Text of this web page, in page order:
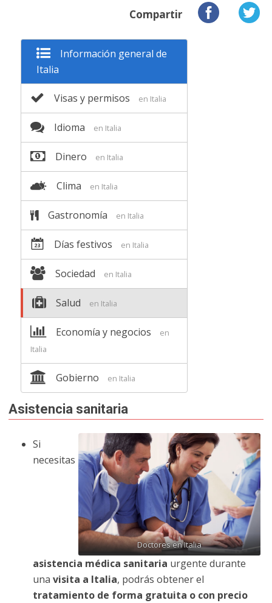
Compartir
Información general de
Italia
Visas y permisos en Italia
Idioma en Italia
Dinero en Italia
Clima en Italia
Gastronomía en Italia
Días festivos en Italia
Sociedad en Italia
Salud en Italia
Economía y negocios
en
Italia
Gobierno en Italia
Asistencia sanitaria
Doctores en Italia
Si
necesitas
asistencia médica sanitaria urgente durante
una visita a Italia, podrás obtener el
tratamiento de forma gratuita o con precio